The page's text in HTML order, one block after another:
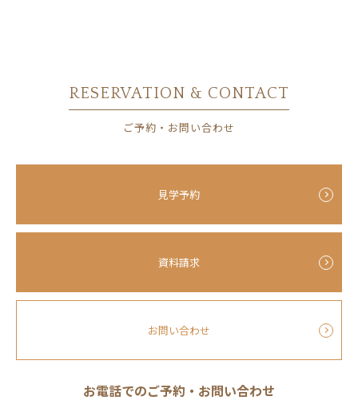
RESERVATION & CONTACT
ご予約・お問い合わせ
見学予約
資料請求
お問い合わせ
お電話でのご予約・お問い合わせ